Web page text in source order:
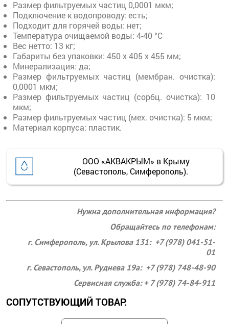
Размер фильтруемых частиц 0,0001 мкм;
Подключение к водопроводу: есть;
Подходит для горячей воды: нет;
Температура очищаемой воды: 4-40 °С
Вес нетто: 13 кг;
Габариты без упаковки: 450 х 405 х 455 мм;
Минерализация: да;
Размер фильтруемых частиц (мембран. очистка):
0,0001 мкм;
Размер фильтруемых частиц (сорбц. очистка): 10
мкм;
Размер фильтруемых частиц (мех. очистка): 5 мкм;
Материал корпуса: пластик.
ООО «АКВАКРЫМ» в Крыму
(Севастополь, Симферополь).
Нужна дополнительная информация?
Обращайтесь по телефонам:
г. Симферополь, ул. Крылова 131: +7 (978) 041-51-
01
г. Севастополь, ул. Руднева 19а: +7 (978) 748-48-90
Сервисная служба: + 7 (978) 74-84-911
СОПУТСТВУЮЩИЙ ТОВАР: